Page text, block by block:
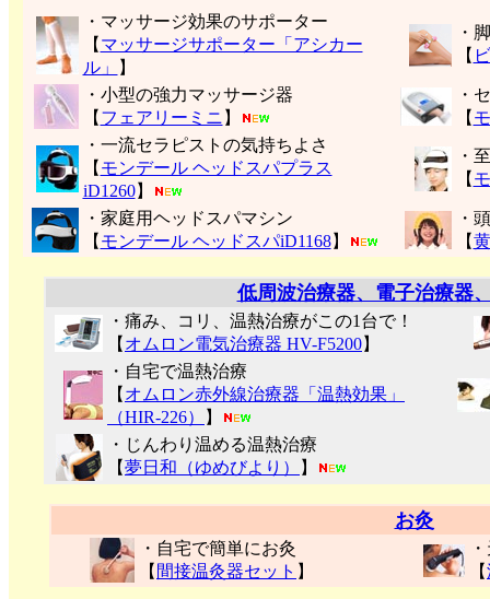
・マッサージ効果のサポーター
【 マッサージサポーター「アシカー
ル」
】
・
【
・小型の強力マッサージ器
【 フェアリーミニ 】
・
【
・一流セラピストの気持ちよさ
【 モンデール ヘッドスパプラス
iD1260】
・
【
・家庭用ヘッドスパマシン
【 モンデール ヘッドスパiD1168】
・
【
低周波治療器、電子治療器
・痛み、コリ、温熱治療がこの1台で！
【 オムロン電気治療器 HV-F5200】
・自宅で温熱治療
【 オムロン赤外線治療器「温熱効果」
（HIR-226）
】
・じんわり温める温熱治療
【夢日和（ゆめびより） 】
お灸
・自宅で簡単にお灸
【 間接温灸器セット 】
【